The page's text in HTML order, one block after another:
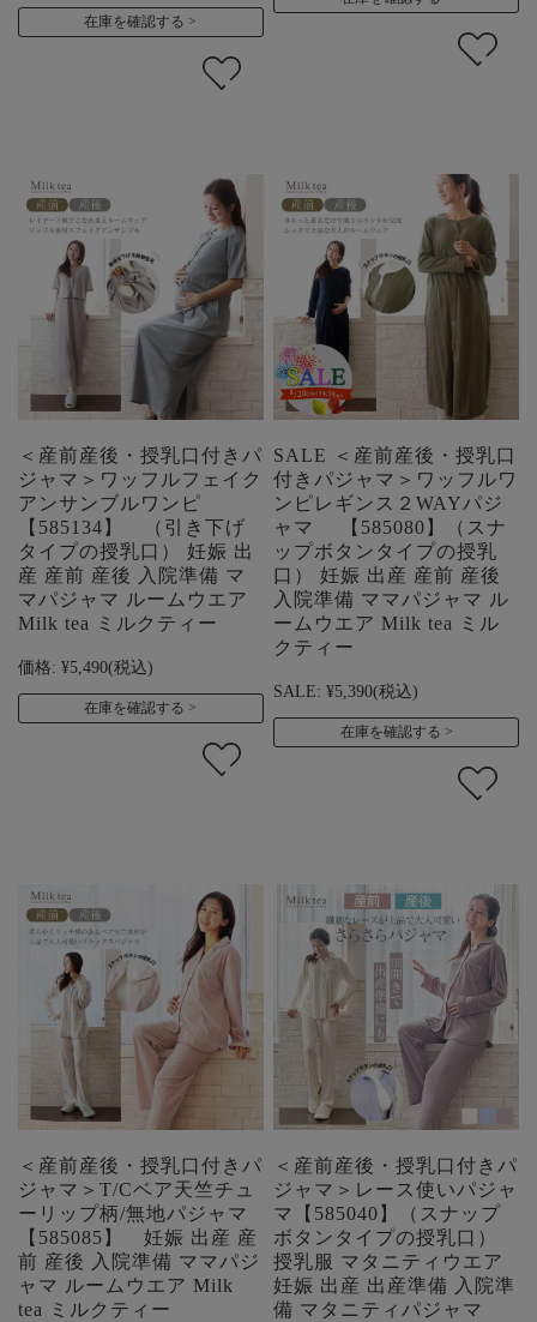
在庫を確認する
＜産前産後・授乳口付きパ
ジャマ＞ワッフルフェイク
アンサンブルワンピ
【585134】 （引き下げ
タイプの授乳口） 妊娠 出
産 産前 産後 入院準備 マ
マパジャマ ルームウエア
Milk tea ミルクティー
価格: ¥5,490(税込)
在庫を確認する
SALE ＜産前産後・授乳口
付きパジャマ＞ワッフルワ
ンピレギンス２WAYパジ
ャマ 【585080】（スナ
ップボタンタイプの授乳
口） 妊娠 出産 産前 産後
入院準備 ママパジャマ ル
ームウエア Milk tea ミル
クティー
SALE: ¥5,390(税込)
在庫を確認する
＜産前産後・授乳口付きパ
ジャマ＞T/Cベア天竺チュ
ーリップ柄/無地パジャマ
【585085】 妊娠 出産 産
前 産後 入院準備 ママパジ
ャマ ルームウエア Milk
tea ミルクティー
＜産前産後・授乳口付きパ
ジャマ＞レース使いパジャ
マ【585040】（スナップ
ボタンタイプの授乳口）
授乳服 マタニティウエア
妊娠 出産 出産準備 入院準
備 マタニティパジャマ